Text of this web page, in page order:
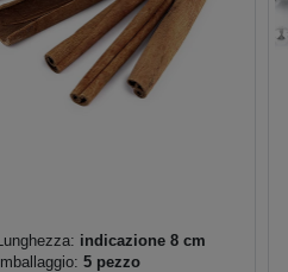
indicazione 8 cm
5 pezzo